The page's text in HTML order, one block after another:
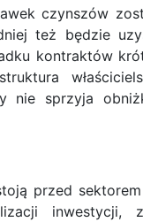
czynszów
też będzie
kontraktów
nie sprzyja
przed
inwestycji,